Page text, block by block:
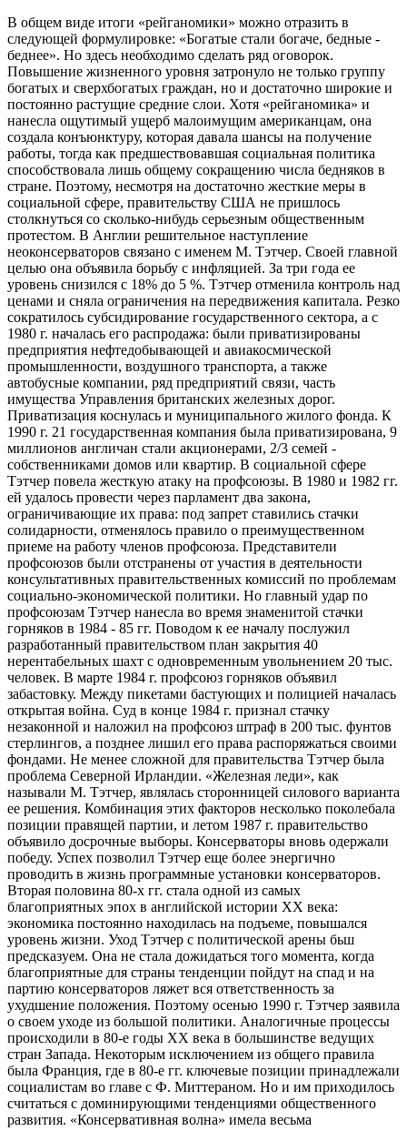
В общем виде итоги «рейганомики» можно отразить в
следующей формулировке: «Богатые стали богаче, бедные -
беднее». Но здесь необходимо сделать ряд оговорок.
Повышение жизненного уровня затронуло не только группу
богатых и сверхбогатых граждан, но и достаточно широкие и
постоянно растущие средние слои. Хотя «рейганомика» и
нанесла ощутимый ущерб малоимущим американцам, она
создала конъюнктуру, которая давала шансы на получение
работы, тогда как предшествовавшая социальная политика
способствовала лишь общему сокращению числа бедняков в
стране. Поэтому, несмотря на достаточно жесткие меры в
социальной сфере, правительству США не пришлось
столкнуться со сколько-нибудь серьезным общественным
протестом. В Англии решительное наступление
неоконсерваторов связано с именем М. Тэтчер. Своей главной
целью она объявила борьбу с инфляцией. За три года ее
уровень снизился с 18% до 5 %. Тэтчер отменила контроль над
ценами и сняла ограничения на передвижения капитала. Резко
сократилось субсидирование государственного сектора, а с
1980 г. началась его распродажа: были приватизированы
предприятия нефтедобывающей и авиакосмической
промышленности, воздушного транспорта, а также
автобусные компании, ряд предприятий связи, часть
имущества Управления британских железных дорог.
Приватизация коснулась и муниципального жилого фонда. К
1990 г. 21 государственная компания была приватизирована, 9
миллионов англичан стали акционерами, 2/3 семей -
собственниками домов или квартир. В социальной сфере
Тэтчер повела жесткую атаку на профсоюзы. В 1980 и 1982 гг.
ей удалось провести через парламент два закона,
ограничивающие их права: под запрет ставились стачки
солидарности, отменялось правило о преимущественном
приеме на работу членов профсоюза. Представители
профсоюзов были отстранены от участия в деятельности
консультативных правительственных комиссий по проблемам
социально-экономической политики. Но главный удар по
профсоюзам Тэтчер нанесла во время знаменитой стачки
горняков в 1984 - 85 гг. Поводом к ее началу послужил
разработанный правительством план закрытия 40
нерентабельных шахт с одновременным увольнением 20 тыс.
человек. В марте 1984 г. профсоюз горняков объявил
забастовку. Между пикетами бастующих и полицией началась
открытая война. Суд в конце 1984 г. признал стачку
незаконной и наложил на профсоюз штраф в 200 тыс. фунтов
стерлингов, а позднее лишил его права распоряжаться своими
фондами. Не менее сложной для правительства Тэтчер была
проблема Северной Ирландии. «Железная леди», как
называли М. Тэтчер, являлась сторонницей силового варианта
ее решения. Комбинация этих факторов несколько поколебала
позиции правящей партии, и летом 1987 г. правительство
объявило досрочные выборы. Консерваторы вновь одержали
победу. Успех позволил Тэтчер еще более энергично
проводить в жизнь программные установки консерваторов.
Вторая половина 80-х гг. стала одной из самых
благоприятных эпох в английской истории XX века:
экономика постоянно находилась на подъеме, повышался
уровень жизни. Уход Тэтчер с политической арены бьш
предсказуем. Она не стала дожидаться того момента, когда
благоприятные для страны тенденции пойдут на спад и на
партию консерваторов ляжет вся ответственность за
ухудшение положения. Поэтому осенью 1990 г. Тэтчер заявила
о своем уходе из большой политики. Аналогичные процессы
происходили в 80-е годы XX века в большинстве ведущих
стран Запада. Некоторым исключением из общего правила
была Франция, где в 80-е гг. ключевые позиции принадлежали
социалистам во главе с Ф. Миттераном. Но и им приходилось
считаться с доминирующими тенденциями общественного
развития. «Консервативная волна» имела весьма